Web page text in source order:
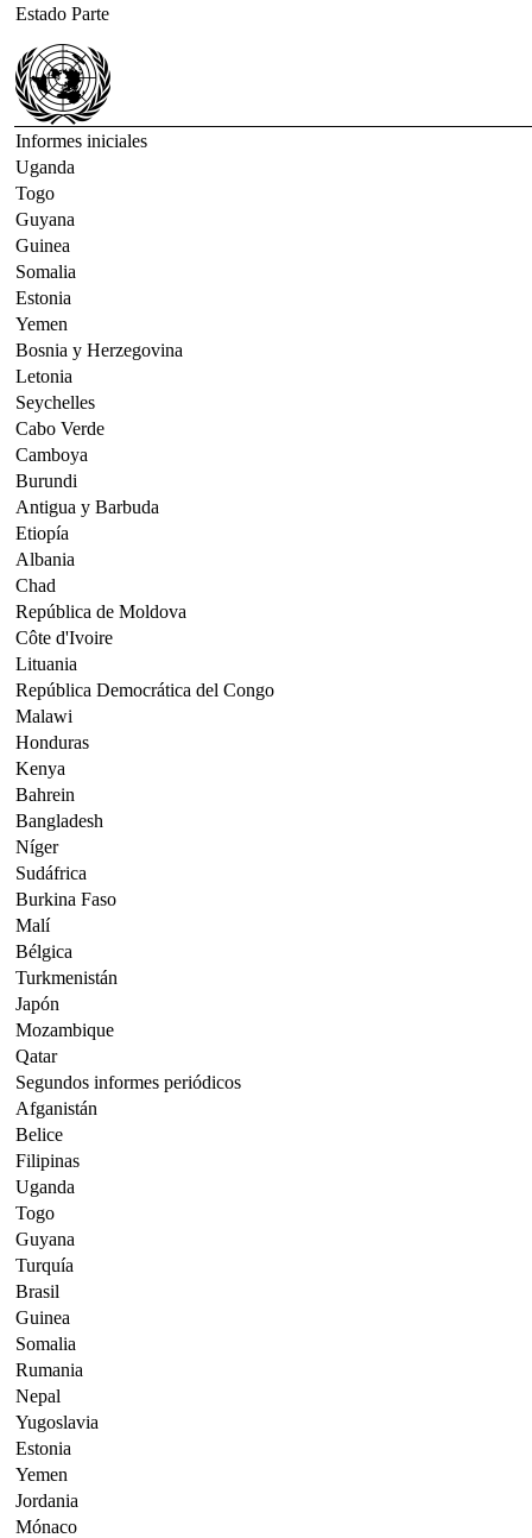
Estado Parte
Informes iniciales
Uganda
Togo
Guyana
Guinea
Somalia
Estonia
Yemen
Bosnia y Herzegovina
Letonia
Seychelles
Cabo Verde
Camboya
Burundi
Antigua y Barbuda
Etiopía
Albania
Chad
República de Moldova
Côte d'Ivoire
Lituania
República Democrática del Congo
Malawi
Honduras
Kenya
Bahrein
Bangladesh
Níger
Sudáfrica
Burkina Faso
Malí
Bélgica
Turkmenistán
Japón
Mozambique
Qatar
Segundos informes periódicos
Afganistán
Belice
Filipinas
Uganda
Togo
Guyana
Turquía
Brasil
Guinea
Somalia
Rumania
Nepal
Yugoslavia
Estonia
Yemen
Jordania
Mónaco